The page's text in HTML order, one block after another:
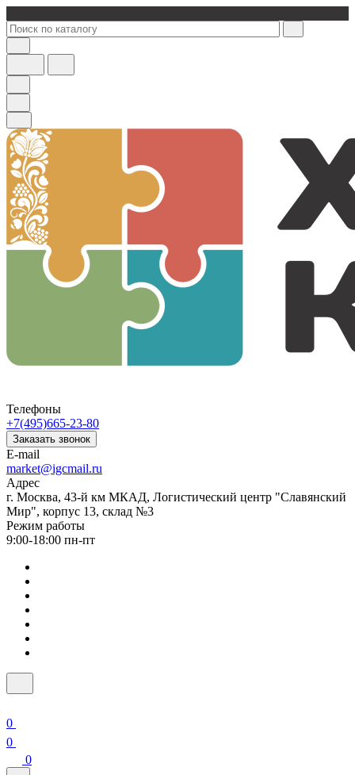
Телефоны
+7(495)665-23-80
Заказать звонок
E-mail
market@igcmail.ru
Адрес
г. Москва, 43-й км МКАД, Логистический центр "Славянский
Мир", корпус 13, склад №3
Режим работы
9:00-18:00 пн-пт
0
0
0